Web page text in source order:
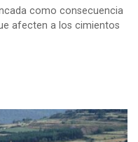
como consecuencia
afecten a los cimientos